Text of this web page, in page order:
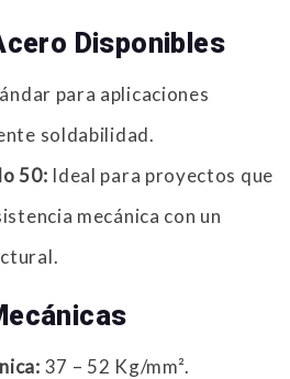
Disponibles
para aplicaciones
soldabilidad.
50: Ideal para proyectos que
mecánica con un
37 – 52 Kg/mm².